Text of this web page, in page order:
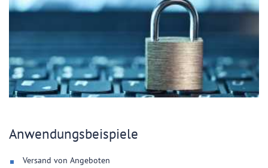
Anwendungsbeispiele
Versand von Angeboten